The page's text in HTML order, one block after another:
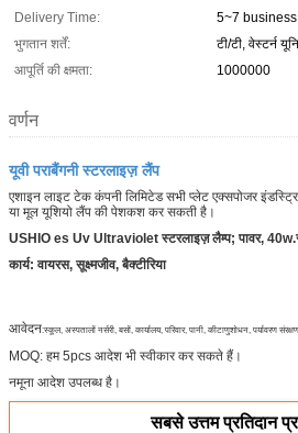
Delivery Time:
5~7
भुगतान शर्तें:
टी/टी, वेस्टर्न
आपूर्ति की क्षमता:
1000000
वर्णन
यूवी पराबैंगनी स्टरलाइज़ लैंप
एशाइन लाइट टेक कंपनी लिमिटेड सभी प्लेट एक्सपोजर
या मूल यूशियो लैंप की पेशकश कर सकती है।
USHIO es Uv Ultraviolet स्टरलाइज़ लैम्प; पावर,
कार्य: वायरस, सूक्ष्मजीव, बैक्टीरिया
आवेदन:स्कूल, अस्पतालों नर्सरी, बसों, कार्यालय, परिवार, पानी, कीटाणुशोधन, पर्यावरण
MOQ: हम 5pcs आदेश भी स्वीकार कर सकते हैं।
नमूना आदेश उपलब्ध है।
सबसे उत्तम प्रतिदान